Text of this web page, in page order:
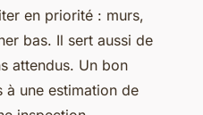
en priorité : murs,
bas. Il sert aussi de
attendus. Un bon
à une estimation de